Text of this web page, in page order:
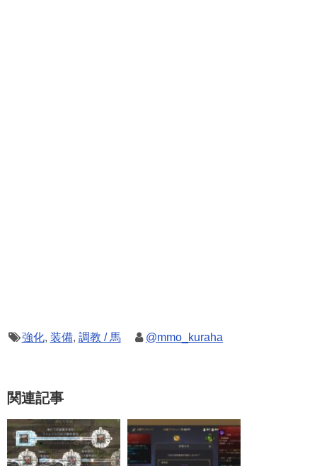
強化, 装備, 調教 / 馬 @mmo_kuraha
関連記事